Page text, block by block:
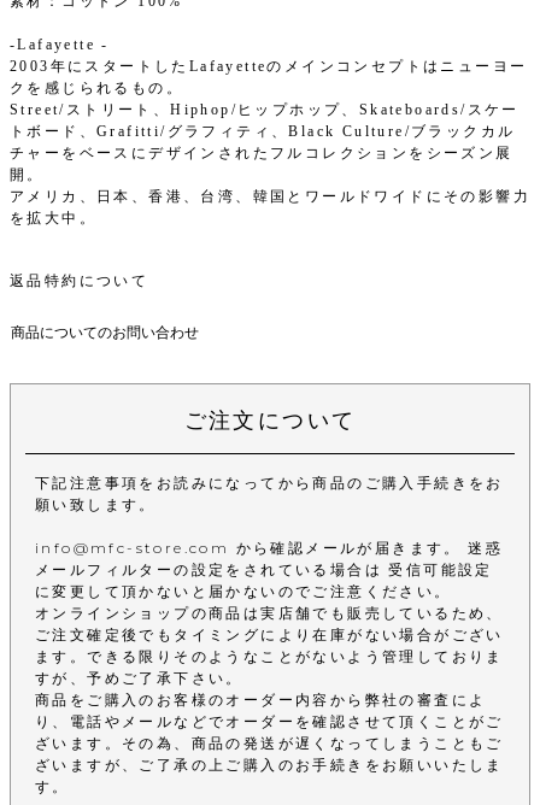
-Lafayette -
2003年にスタートしたLafayetteのメインコンセプトはニューヨー
クを感じられるもの。
Street/ストリート、Hiphop/ヒップホップ、Skateboards/スケー
トボード、Grafitti/グラフィティ、Black Culture/ブラックカル
チャーをベースにデザインされたフルコレクションをシーズン展
開。
アメリカ、日本、香港、台湾、韓国とワールドワイドにその影響力
を拡大中。
返品特約について
商品についてのお問い合わせ
ご注文について
下記注意事項をお読みになってから商品のご購入手続きをお
願い致します。
info@mfc-store.com から確認メールが届きます。 迷惑
メールフィルターの設定をされている場合は 受信可能設定
に変更して頂かないと届かないのでご注意ください。
オンラインショップの商品は実店舗でも販売しているため、
ご注文確定後でもタイミングにより在庫がない場合がござい
ます。できる限りそのようなことがないよう管理しておりま
すが、予めご了承下さい。
商品をご購入のお客様のオーダー内容から弊社の審査によ
り、電話やメールなどでオーダーを確認させて頂くことがご
ざいます。その為、商品の発送が遅くなってしまうこともご
ざいますが、ご了承の上ご購入のお手続きをお願いいたしま
す。